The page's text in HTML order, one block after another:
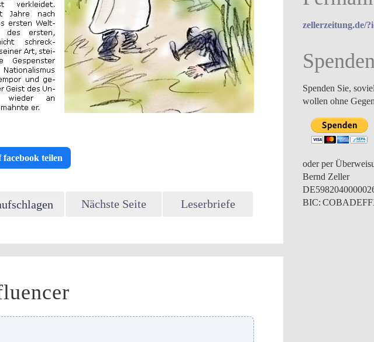
facebook teilen
Nächste Seite Leserbriefe
zellerzeitung.de/
Spenden Sie,
wollen ohne
oder per
Bernd Zeller
BIC: